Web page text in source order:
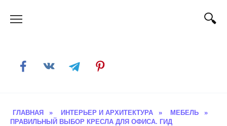
ГЛАВНАЯ » ИНТЕРЬЕР И АРХИТЕКТУРА » МЕБЕЛЬ
»
ПРАВИЛЬНЫЙ ВЫБОР КРЕСЛА ДЛЯ ОФИСА. ГИД